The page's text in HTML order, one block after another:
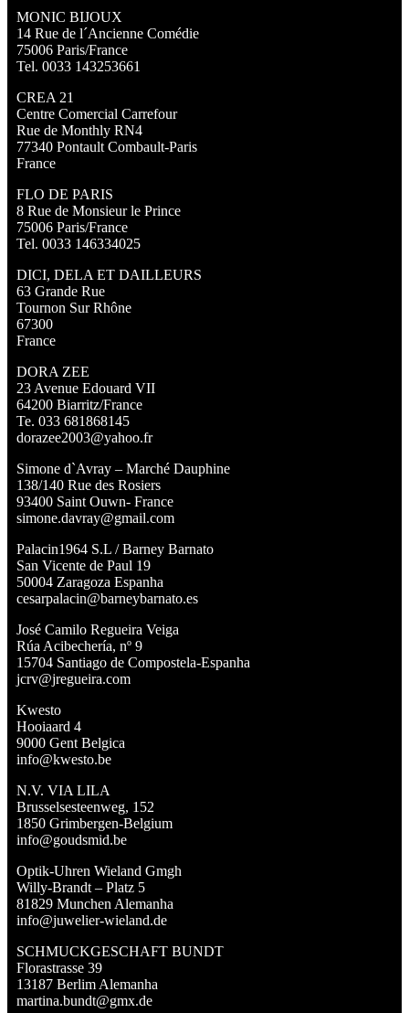
MONIC BIJOUX
14 Rue de l´Ancienne Comédie
75006 Paris/France
Tel. 0033 143253661
CREA 21
Centre Comercial Carrefour
Rue de Monthly RN4
77340 Pontault Combault-Paris
France
FLO DE PARIS
8 Rue de Monsieur le Prince
75006 Paris/France
Tel. 0033 146334025
DICI, DELA ET DAILLEURS
63 Grande Rue
Tournon Sur Rhône
67300
France
DORA ZEE
23 Avenue Edouard VII
64200 Biarritz/France
Te. 033 681868145
dorazee2003@yahoo.fr
Simone d`Avray – Marché Dauphine
138/140 Rue des Rosiers
93400 Saint Ouwn- France
simone.davray@gmail.com
Palacin1964 S.L / Barney Barnato
San Vicente de Paul 19
50004 Zaragoza Espanha
cesarpalacin@barneybarnato.es
José Camilo Regueira Veiga
Rúa Acibechería, nº 9
15704 Santiago de Compostela-Espanha
jcrv@jregueira.com
Kwesto
Hooiaard 4
9000 Gent Belgica
info@kwesto.be
N.V. VIA LILA
Brusselsesteenweg, 152
1850 Grimbergen-Belgium
info@goudsmid.be
Optik-Uhren Wieland Gmgh
Willy-Brandt – Platz 5
81829 Munchen Alemanha
info@juwelier-wieland.de
SCHMUCKGESCHAFT BUNDT
Florastrasse 39
13187 Berlim Alemanha
martina.bundt@gmx.de